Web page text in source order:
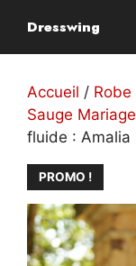
contenu
Dresswing
Accueil / Robe
Sauge Mariage
fluide : Amalia
PROMO !